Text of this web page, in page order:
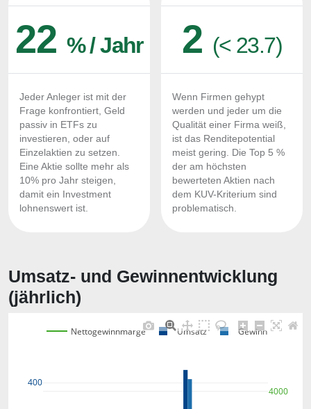
22 % / Jahr
Jeder Anleger ist mit der
Frage konfrontiert, Geld
passiv in ETFs zu
investieren, oder auf
Einzelaktien zu setzen.
Eine Aktie sollte mehr als
10% pro Jahr steigen,
damit ein Investment
lohnenswert ist.
2 (< 23.7)
Wenn Firmen gehypt
werden und jeder um die
Qualität einer Firma weiß,
ist das Renditepotential
meist gering. Die Top 5 %
der am höchsten
bewerteten Aktien nach
dem KUV-Kriterium sind
problematisch.
Umsatz- und Gewinnentwicklung
(jährlich)
400
4000
Nettogewinnmarge Umsatz Gewinn